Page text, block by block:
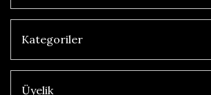
Kategoriler
Üyelik